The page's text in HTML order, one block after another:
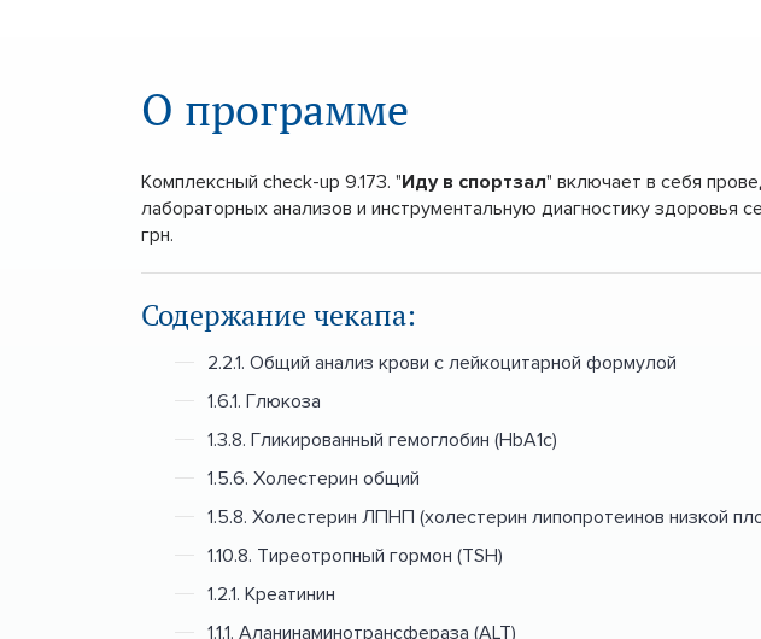
О программе
Комплексный check-up 9.173. "Иду в спортзал" включает в себя
лабораторных анализов и инструментальную диагностику здоровья
грн.
Содержание чекапа:
2.2.1. Общий анализ крови с лейкоцитарной формулой
1.6.1. Глюкоза
1.3.8. Гликированный гемоглобин (HbA1c)
1.5.6. Холестерин общий
1.5.8. Холестерин ЛПНП (холестерин липопротеинов низкой
1.10.8. Тиреотропный гормон (TSH)
1.2.1. Креатинин
1.1.1. Аланинаминотрансфераза (ALT)